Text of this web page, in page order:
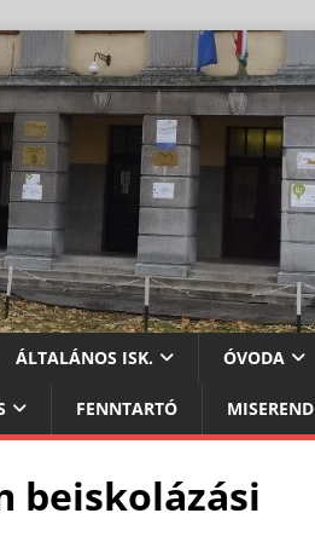
ÁLTALÁNOS ISK. ÓVODA
FENNTARTÓ MISEREND
beiskolázási